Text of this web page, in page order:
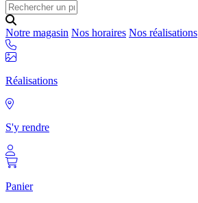
Notre magasin Nos horaires Nos réalisations
Réalisations
S'y rendre
Panier